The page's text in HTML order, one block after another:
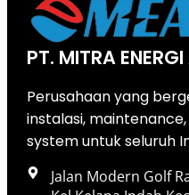
PT. MITRA
Perusahaan yang
instalasi,
system untuk seluruh
Jalan Modern Golf